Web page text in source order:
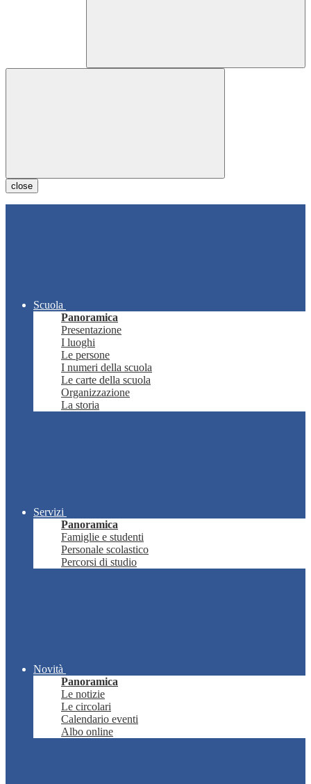
close
Scuola
Panoramica
Presentazione
I luoghi
Le persone
I numeri della scuola
Le carte della scuola
Organizzazione
La storia
Servizi
Panoramica
Famiglie e studenti
Personale scolastico
Percorsi di studio
Novità
Panoramica
Le notizie
Le circolari
Calendario eventi
Albo online